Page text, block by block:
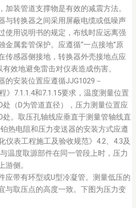
加装管道支撑物是有效的减震方法。
与转换器之间采用屏蔽电缆或低噪声
使用说明书的规定，布线时应远离强
金属套管保护。应遵循“一点接地”原
传感器侧接地，转换器外壳接地点应
效地避免雷击对仪表造成伤害。
的安装位置应遵循JJG1029－
》7.1.1.4和7.1.15要求，温度测量位置
（D为管道直径），压力测量位置应
处。取压孔轴线应垂直于测量管轴线直
热电阻和压力变送器的安装方式应遵
仪表工程施工及验收规范》4.2、4.3及
温度取源部件在同一管段上时，压力
游侧。
应带有环型或U型冷凝管。测量低压的
与取压点的高度一致。下图为压力变